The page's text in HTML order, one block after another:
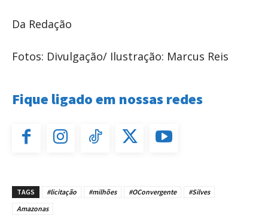
Da Redação
Fotos: Divulgação/ Ilustração: Marcus Reis
Fique ligado em nossas redes
TAGS #licitação #milhões #OConvergente
#Silves
Amazonas